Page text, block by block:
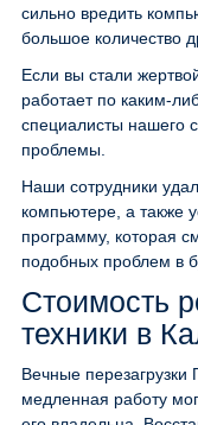
сильно вредить
большое количество
Если вы стали
работает по каким-
специалисты нашего
проблемы.
Наши сотрудники
компьютере, а также
программу, которая
подобных проблем в
Стоимость
техники в
Вечные перезагрузки
медленная работу